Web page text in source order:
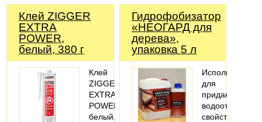
Клей ZIGGER
EXTRA
POWER,
белый, 380 г
Клей
ZIGGER
EXTRA
POWER,
белый,
Гидрофобизатор
«НЕОГАРД для
дерева»,
упаковка 5 л
Используется
для
придания
свойств